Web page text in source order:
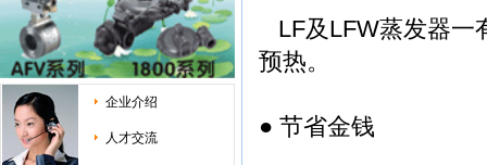
企业介绍
人才交流
LF及LFW蒸发器一
预热。
● 节省金钱